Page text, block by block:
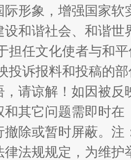
、麦地、白藏房 除
际形象，增强国家
设和谐社会、和谐
担任文化使者与和
投诉报料和投稿的
，请谅解！如因被
和其它问题需即时在
撤除或暂时屏蔽。
律法规规定，为维